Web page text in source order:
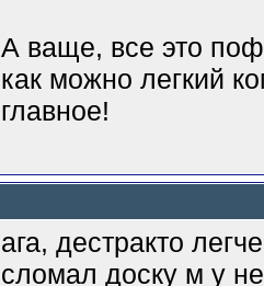
А ваще, все это
как можно легкий
главное!
ага, дестракто
сломал доску м у